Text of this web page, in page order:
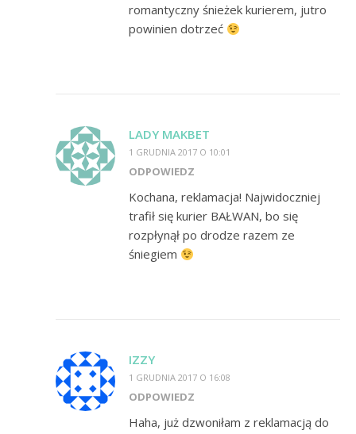
romantyczny śnieżek kurierem, jutro
powinien dotrzeć
LADY MAKBET
1 GRUDNIA 2017 O 10:01
ODPOWIEDZ
Kochana, reklamacja! Najwidoczniej
trafił się kurier BAŁWAN, bo się
rozpłynął po drodze razem ze
śniegiem
IZZY
1 GRUDNIA 2017 O 16:08
ODPOWIEDZ
Haha, już dzwoniłam z reklamacją do